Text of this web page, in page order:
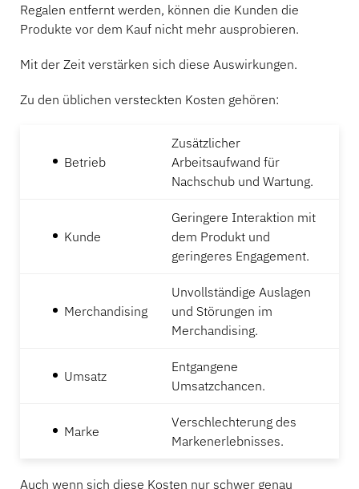
Regalen entfernt werden, können die Kunden die
Produkte vor dem Kauf nicht mehr ausprobieren.
Mit der Zeit verstärken sich diese Auswirkungen.
Zu den üblichen versteckten Kosten gehören:
Betrieb
Zusätzlicher
Arbeitsaufwand für
Nachschub und Wartung.
Kunde
Geringere Interaktion mit
dem Produkt und
geringeres Engagement.
Merchandising
Unvollständige Auslagen
und Störungen im
Merchandising.
Umsatz
Entgangene
Umsatzchancen.
Marke
Verschlechterung des
Markenerlebnisses.
Auch wenn sich diese Kosten nur schwer genau